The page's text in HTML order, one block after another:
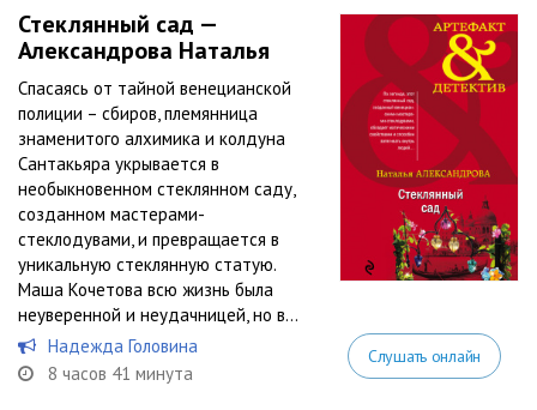
Стеклянный сад —
Александрова Наталья
Спасаясь от тайной венецианской
полиции – сбиров, племянница
знаменитого алхимика и колдуна
Сантакьяра укрывается в
необыкновенном стеклянном саду,
созданном мастерами-
стеклодувами, и превращается в
уникальную стеклянную статую.
Маша Кочетова всю жизнь была
неуверенной и неудачницей, но в...
Надежда Головина
8 часов 41 минута
Слушать онлайн